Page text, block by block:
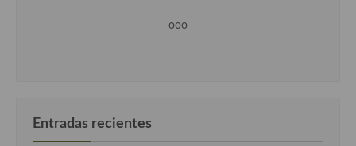
ooo
Entradas recientes